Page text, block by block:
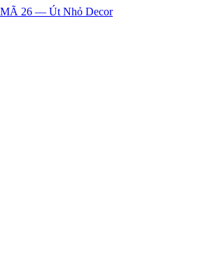
26 — Út Nhỏ Decor